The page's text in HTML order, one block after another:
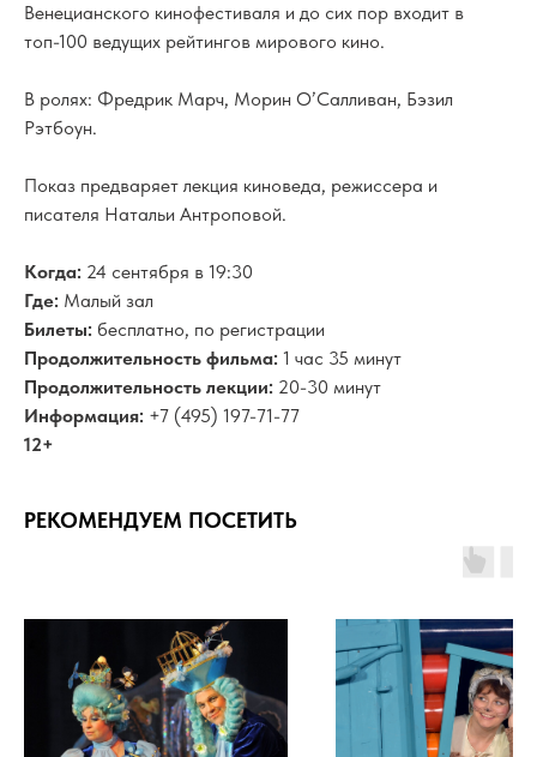
Венецианского кинофестиваля и до сих пор входит в
топ-100 ведущих рейтингов мирового кино.
В ролях: Фредрик Марч, Морин О’Салливан, Бэзил
Рэтбоун.
Показ предваряет лекция киноведа, режиссера и
писателя Натальи Антроповой.
Когда: 24 сентября в 19:30
Где: Малый зал
Билеты: бесплатно, по регистрации
Продолжительность фильма: 1 час 35 минут
Продолжительность лекции: 20-30 минут
Информация: +7 (495) 197-71-77
12+
РЕКОМЕНДУЕМ ПОСЕТИТЬ